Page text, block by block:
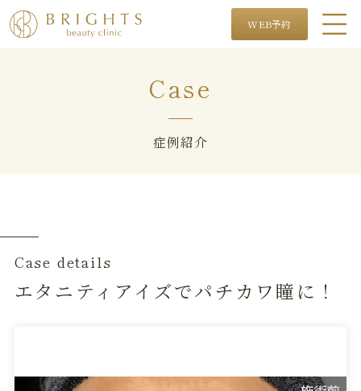
WEB予約
Case
症例紹介
Case details
エタニティアイズでパチカワ瞳に！